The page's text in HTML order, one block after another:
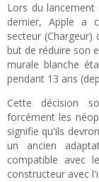
Lors du
dernier, Apple a
secteur
but de réduire son
murale blanche
pendant 13 ans
Cette décision
forcément les
signifie qu'ils
un ancien
compatible avec
constructeur avec